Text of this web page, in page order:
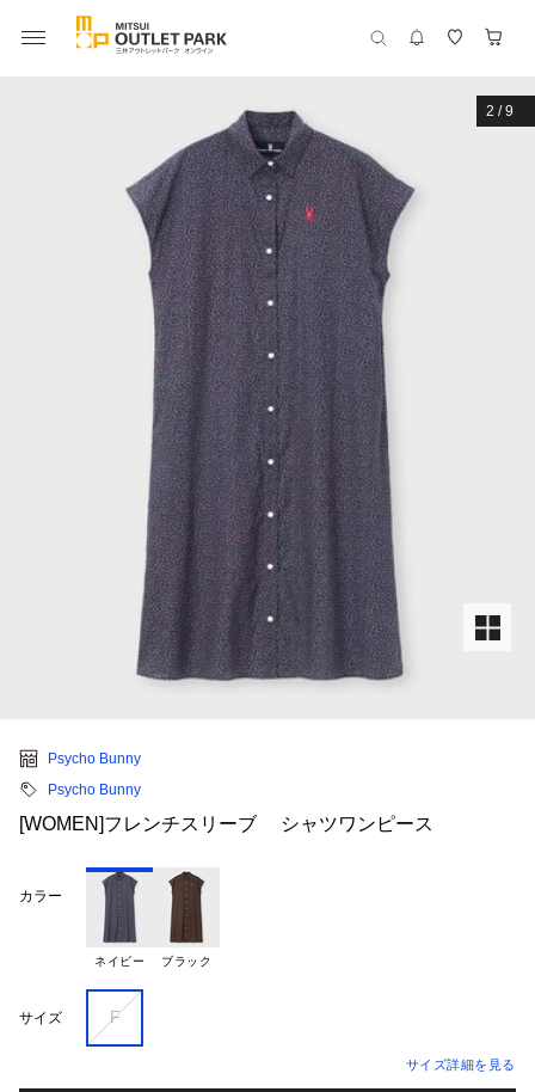
2 /9
Psycho Bunny
Psycho Bunny
[WOMEN]フレンチスリーブ シャツワンピース
カラー
ネイビー ブラック
サイズ F
サイズ詳細を見る